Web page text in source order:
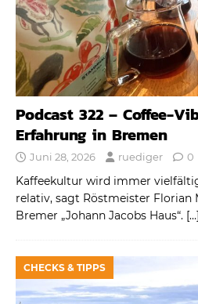
Podcast 322 – Coffee-
Erfahrung in Bremen
Juni 28, 2026 ruediger 0
Kaffeekultur wird immer
relativ, sagt Röstmeister Florian
Bremer „Johann Jacobs Haus“. […]
CHECKS & TIPPS